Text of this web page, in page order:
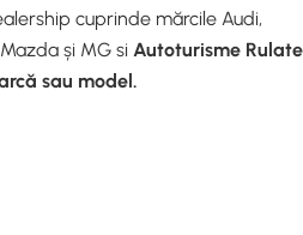
cuprinde mărcile Audi,
și MG si Autoturisme Rulate
sau model.